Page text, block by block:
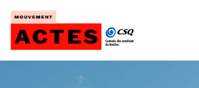
Passer
contenu